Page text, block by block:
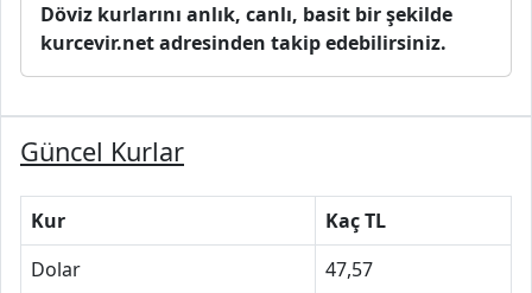
Döviz kurlarını anlık, canlı, basit bir şekilde
kurcevir.net adresinden takip edebilirsiniz.
Güncel Kurlar
Kur
Kaç TL
Dolar
47,57